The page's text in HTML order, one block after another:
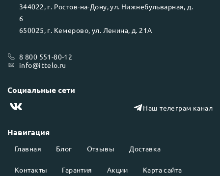
Навигация
Главная Блог Отзывы Доставка
Контакты Гарантия Акции Карта сайта
344022, г. Ростов-на-Дону, ул. Нижнебульварная, д.
6
650025, г. Кемерово, ул. Ленина, д. 21А
8 800 551-80-12
info@ittelo.ru
Социальные сети
Наш телеграм канал